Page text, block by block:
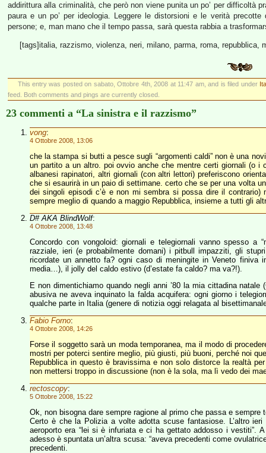
addirittura alla criminalità, che però non viene punita un po’ per difficoltà
paura e un po’ per ideologia. Leggere le distorsioni e le verità
persone; e, man mano che il tempo passa, sarà questa rabbia a
[tags]italia, razzismo, violenza, neri, milano, parma, roma, repubblica,
This entry was posted on sabato, Ottobre 4th, 2008 at 11:47 am, and is filed under
feed. Both comments and pings are currently closed.
23 commenti a “La sinistra e il razzismo”
vong:
4 Ottobre 2008, 13:06
che la stampa si butti a pesce sugli “argomenti caldi” non è una
un partito a un altro. poi ovvio anche che mentre certi giornali (o
albanesi rapinatori, altri giornali (con altri lettori) preferiscono
che si esaurirà in un paio di settimane. certo che se per una volta
dei singoli episodi c’è e non mi sembra si possa dire il
sempre meglio di quando a maggio Repubblica, insieme a tutti gli
D# AKA BlindWolf:
4 Ottobre 2008, 13:48
Concordo con vongoloid: giornali e telegiornali vanno spesso a
razziale, ieri (e probabilmente domani) i pitbull impazziti, gli
ricordate un annetto fa? ogni caso di meningite in Veneto finiva
media…), il jolly del caldo estivo (d’estate fa caldo? ma va?!).
E non dimentichiamo quando negli anni ’80 la mia cittadina
abusiva ne aveva inquinato la falda acquifera: ogni giorno i
qualche parte in Italia (genere di notizia oggi relagata al
Fabio Forno:
4 Ottobre 2008, 14:26
Forse il soggetto sarà un moda temporanea, ma il modo di
mostri per poterci sentire meglio, più giusti, più buoni, perché noi
Repubblica in questo è bravissima e non solo distorce la realtà
non mettersi troppo in discussione (non è la sola, ma lì vedo dei
rectoscopy:
5 Ottobre 2008, 15:22
Ok, non bisogna dare sempre ragione al primo che passa e sempre
Certo è che la Polizia a volte adotta scuse fantasiose. L’altro
aeroporto era “lei si è infuriata e ci ha gettato addosso i vestiti”.
adesso è spuntata un’altra scusa: “aveva precedenti come
precedenti.